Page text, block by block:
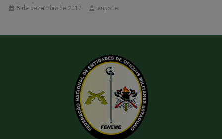
5 de dezembro de 2017 suporte